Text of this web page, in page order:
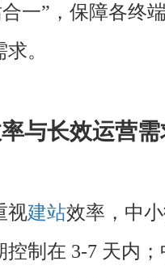
一”，保障各终
。
率与长效运营
视建站效率，中
控制在 3-7 天内